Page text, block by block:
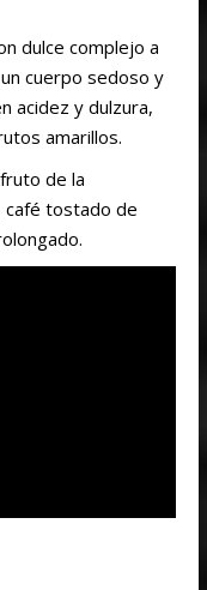
dulce complejo a
cuerpo sedoso y
acidez y dulzura,
amarillos.
de la
café tostado de